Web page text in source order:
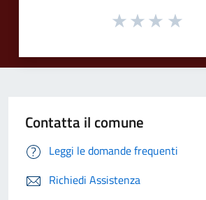
Contatta il comune
Leggi le domande frequenti
Richiedi Assistenza